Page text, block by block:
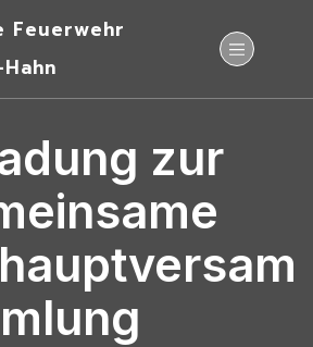
Feuerwehr
zur
mlung